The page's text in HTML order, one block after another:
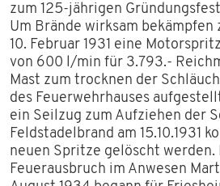
zum 125-jährigen
Um Brände wirksam bekämpfen
10. Februar 1931 eine
von 600 l/min für 3.793.-
Mast zum trocknen der
des Feuerwehrhauses
ein Seilzug zum Aufziehen der
Feldstadelbrand am 15.10.1931
neuen Spritze gelöscht werden.
Feuerausbruch im Anwesen